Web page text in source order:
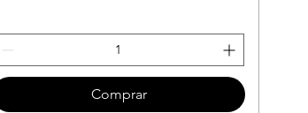
Comprar